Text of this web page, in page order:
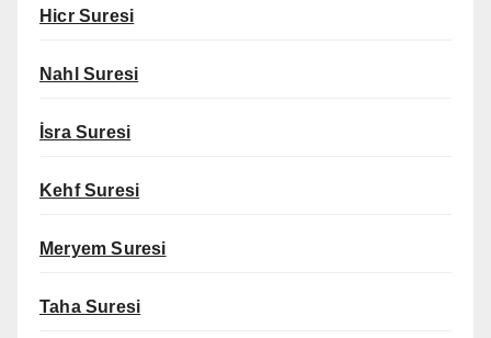
Hicr Suresi
Nahl Suresi
İsra Suresi
Kehf Suresi
Meryem Suresi
Taha Suresi